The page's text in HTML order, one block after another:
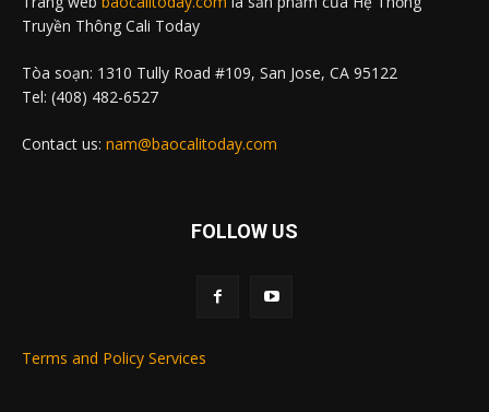
Truyền Thông Cali Today
Tòa soạn: 1310 Tully Road #109, San Jose, CA 95122
Tel: (408) 482-6527
Contact us: nam@baocalitoday.com
FOLLOW US
Terms and Policy Services